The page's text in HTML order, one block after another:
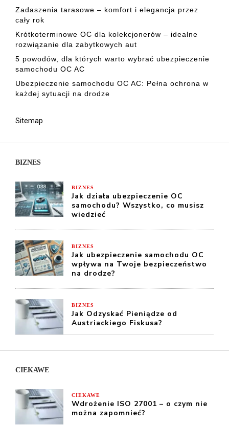
Zadaszenia tarasowe – komfort i elegancja przez
cały rok
Krótkoterminowe OC dla kolekcjonerów – idealne
rozwiązanie dla zabytkowych aut
5 powodów, dla których warto wybrać ubezpieczenie
samochodu OC AC
Ubezpieczenie samochodu OC AC: Pełna ochrona w
każdej sytuacji na drodze
Sitemap
BIZNES
BIZNES
Jak działa ubezpieczenie OC
samochodu? Wszystko, co musisz
wiedzieć
BIZNES
Jak ubezpieczenie samochodu OC
wpływa na Twoje bezpieczeństwo
na drodze?
BIZNES
Jak Odzyskać Pieniądze od
Austriackiego Fiskusa?
CIEKAWE
CIEKAWE
Wdrożenie ISO 27001 – o czym nie
można zapomnieć?